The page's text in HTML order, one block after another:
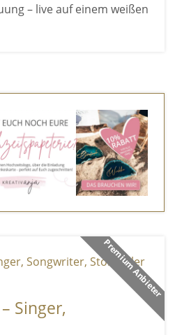
– live auf einem weißen
Premium Anbieter
Singer,